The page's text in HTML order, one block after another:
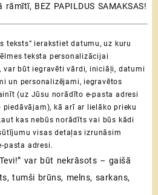
BEZ PAPILDUS SAMAKSAS!
teksts” ierakstiet datumu, uz kuru
teksta personalizācijai
būt iegravēti vārdi, iniciāļi, datumi
un personalizējami, iegravētos
(uz Jūsu norādīto e-pasta adresi
kā arī ar lielāko prieku
kas nebūs norādīts vai būs kādi
visas detaļas izrunāsim
pasta adresi.
var būt nekrāsots – gaišā
tumši brūns, melns, sarkans,